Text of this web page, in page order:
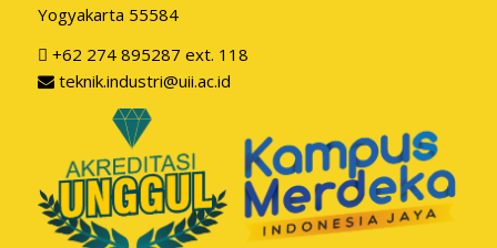
Yogyakarta 55584
+62 274 895287 ext. 118
teknik.industri@uii.ac.id